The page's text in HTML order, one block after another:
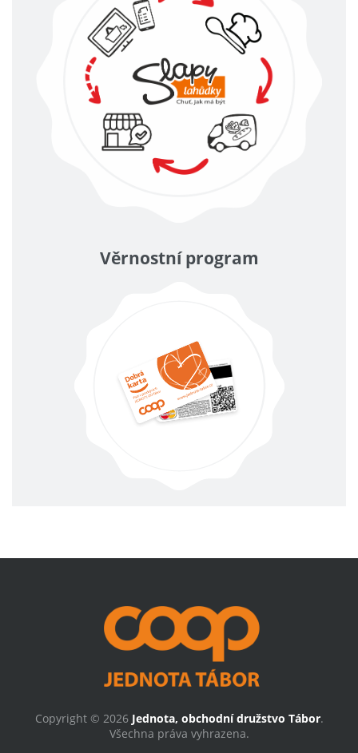
Věrnostní program
Copyright © 2026 Jednota, obchodní družstvo Tábor.
Všechna práva vyhrazena.